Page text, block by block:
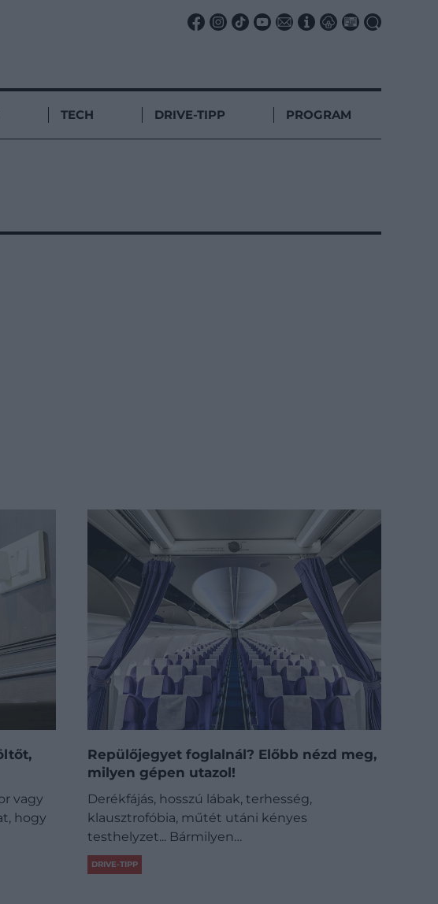
TECH DRIVE-TIPP PROGRAM
vagy
hogy
Repülőjegyet foglalnál? Előbb nézd meg,
milyen gépen utazol!
Derékfájás, hosszú lábak, terhesség,
klausztrofóbia, műtét utáni kényes
testhelyzet... Bármilyen…
DRIVE-TIPP